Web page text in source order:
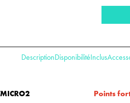
DescriptionDisponibilitéInclus
Points